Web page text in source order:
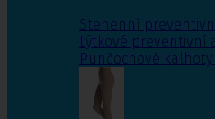
Stehenní
Lýtkové preventivní
Punčochové